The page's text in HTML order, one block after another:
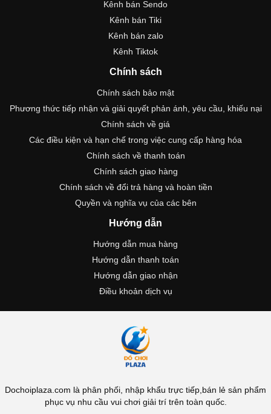
Kênh bán Sendo
Kênh bán Tiki
Kênh bán zalo
Kênh Tiktok
Chính sách
Chính sách bảo mật
Phương thức tiếp nhận và giải quyết phản ánh, yêu cầu, khiếu nại
Chính sách về giá
Các điều kiện và hạn chế trong việc cung cấp hàng hóa
Chính sách về thanh toán
Chính sách giao hàng
Chính sách về đổi trả hàng và hoàn tiền
Quyền và nghĩa vụ của các bên
Hướng dẫn
Hướng dẫn mua hàng
Hướng dẫn thanh toán
Hướng dẫn giao nhận
Điều khoản dịch vụ
Dochoiplaza.com là phân phối, nhập khẩu trực tiếp,bán lẻ sản phẩm
phục vụ nhu cầu vui chơi giải trí trên toàn quốc.